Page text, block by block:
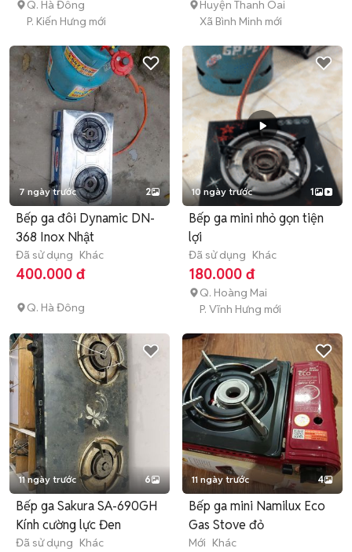
Q. Hà Đông
P. Kiến Hưng mới
Huyện Thanh Oai
Xã Bình Minh mới
7 ngày trước 2
Bếp ga đôi Dynamic DN-
368 Inox Nhật
Đã sử dụng Khác
400.000 đ
Q. Hà Đông
10 ngày trước 1
Bếp ga mini nhỏ gọn tiện
lợi
Đã sử dụng Khác
180.000 đ
Q. Hoàng Mai
P. Vĩnh Hưng mới
11 ngày trước 6
Bếp ga Sakura SA-690GH
Kính cường lực Đen
Đã sử dụng Khác
11 ngày trước 4
Bếp ga mini Namilux Eco
Gas Stove đỏ
Mới Khác